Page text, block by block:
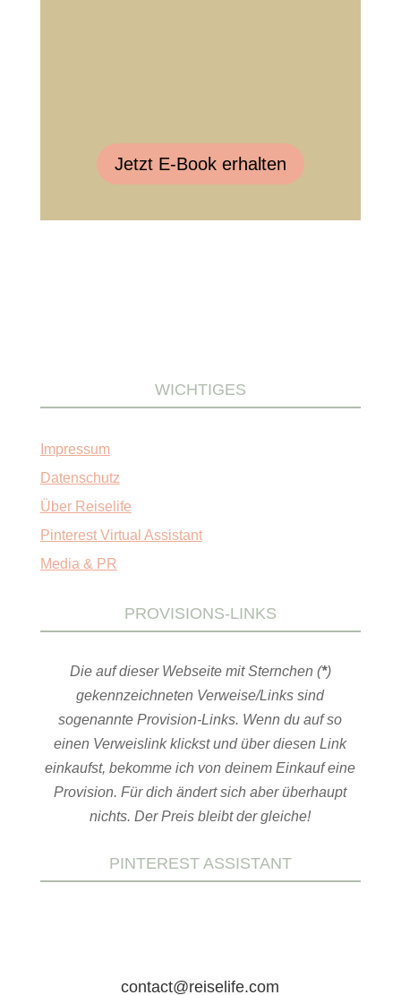
Jetzt E-Book erhalten
WICHTIGES
Impressum
Datenschutz
Über Reiselife
Pinterest Virtual Assistant
Media & PR
PROVISIONS-LINKS
Die auf dieser Webseite mit Sternchen (*)
gekennzeichneten Verweise/Links sind
sogenannte Provision-Links. Wenn du auf so
einen Verweislink klickst und über diesen Link
einkaufst, bekomme ich von deinem Einkauf eine
Provision. Für dich ändert sich aber überhaupt
nichts. Der Preis bleibt der gleiche!
PINTEREST ASSISTANT
contact@reiselife.com